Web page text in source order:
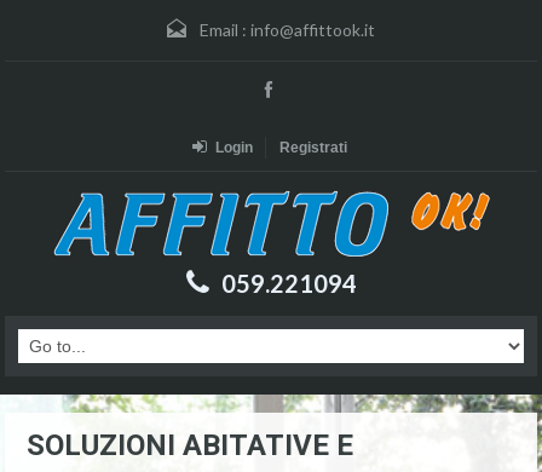
Email : info@affittook.it
Login Registrati
059.221094
SOLUZIONI ABITATIVE E